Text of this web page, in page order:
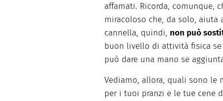
affamati. Ricorda, comunque,
miracoloso che, da solo, aiuta
cannella, quindi, non può
buon livello di attività fisica
può dare una mano se
Vediamo, allora, quali sono
per i tuoi pranzi e le tue cene